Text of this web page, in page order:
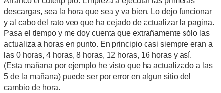
descargas, sea la hora que sea y va bien. Lo dejo funcionar
y al cabo del rato veo que ha dejado de actualizar la pagina.
Pasa el tiempo y me doy cuenta que extrañamente sólo las
actualiza a horas en punto. En principio casi siempre eran a
las 0 horas, 4 horas, 8 horas, 12 horas, 16 horas y así.
(Esta mañana por ejemplo he visto que ha actualizado a las
5 de la mañana) puede ser por error en algun sitio del
cambio de hora.